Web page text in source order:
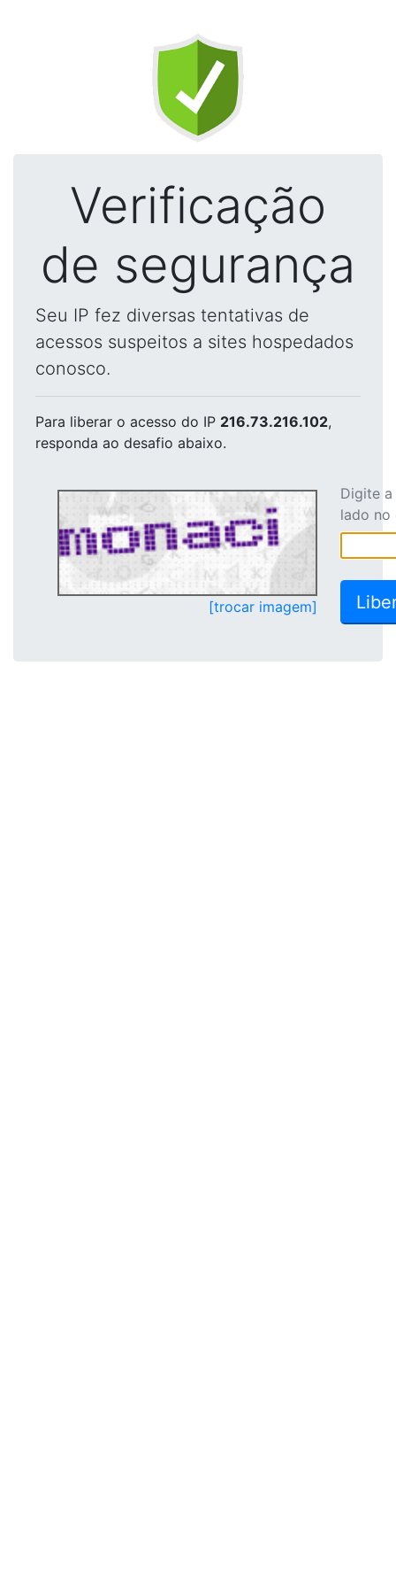
Verificação
de segurança
Seu IP fez diversas tentativas de
acessos suspeitos a sites hospedados
conosco.
Para liberar o acesso do IP 216.73.216.102,
responda ao desafio abaixo.
[trocar imagem]
Digite
lado no